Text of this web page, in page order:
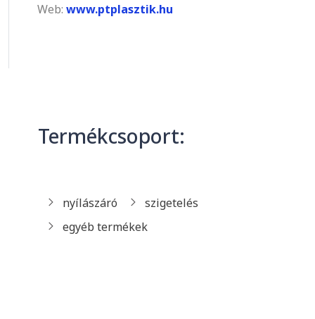
Web: www.ptplasztik.hu
Termékcsoport:
nyílászáró
szigetelés
egyéb termékek